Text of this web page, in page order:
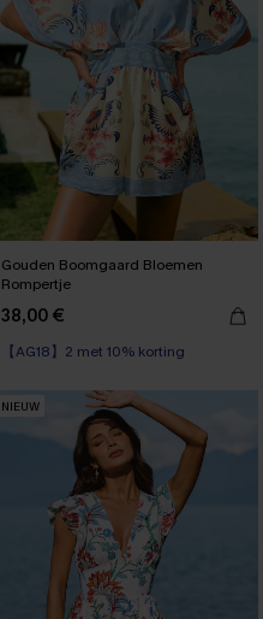
Gouden Boomgaard Bloemen
Rompertje
38,00 €
【AG18】2 met 10% korting
NIEUW